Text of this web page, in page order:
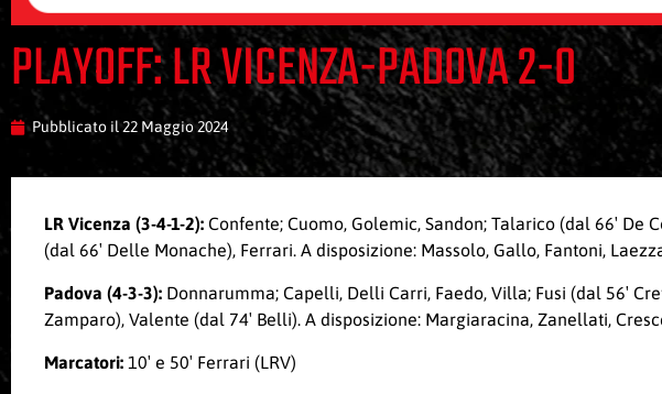
PLAYOFF: LR VICENZA-PADOVA 2-0
Pubblicato il22 Maggio 2024
LR Vicenza (3-4-1-2): Confente; Cuomo, Golemic, Sandon; Talarico (dal 66′ De
(dal 66′ Delle Monache), Ferrari. A disposizione: Massolo, Gallo, Fantoni,
Padova (4-3-3): Donnarumma; Capelli, Delli Carri, Faedo, Villa; Fusi (dal 56′
Zamparo), Valente (dal 74′ Belli). A disposizione: Margiaracina, Zanellati,
Marcatori: 10′ e 50′ Ferrari (LRV)